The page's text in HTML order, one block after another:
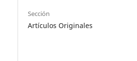
Sección
Artículos Originales